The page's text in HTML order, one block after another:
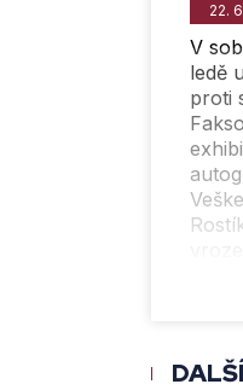
22.
V
ledě
proti